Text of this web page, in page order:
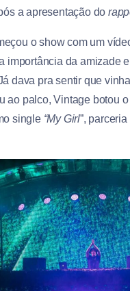
a apresentação do
o show com um
importância da amizade
dava pra sentir que
ao palco, Vintage botou
single “My Girl”,